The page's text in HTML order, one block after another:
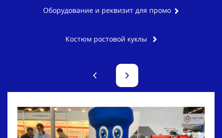
Оборудование и реквизит для промо
Костюм ростовой куклы